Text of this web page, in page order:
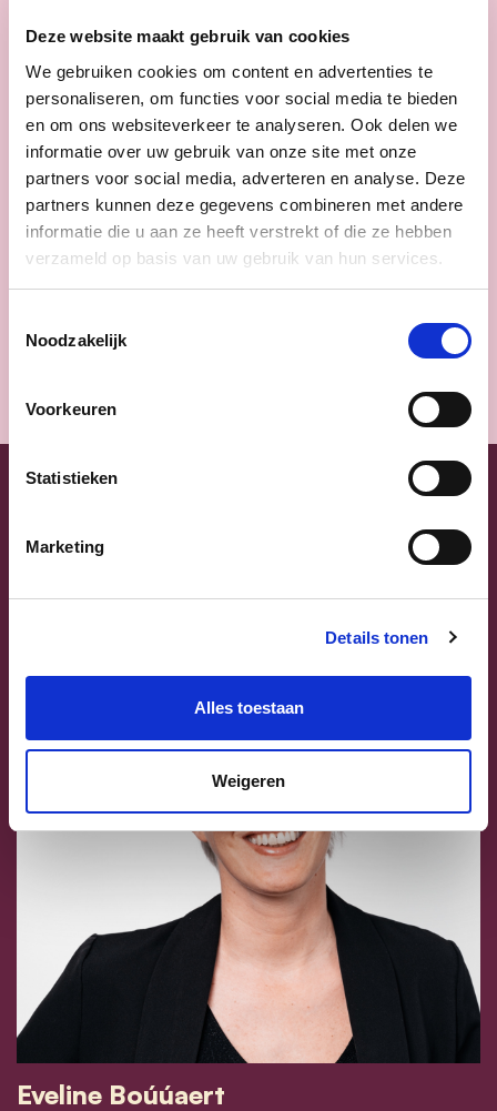
Deze website maakt gebruik van cookies
We gebruiken cookies om content en advertenties te
personaliseren, om functies voor social media te bieden
en om ons websiteverkeer te analyseren. Ook delen we
informatie over uw gebruik van onze site met onze
partners voor social media, adverteren en analyse. Deze
partners kunnen deze gegevens combineren met andere
informatie die u aan ze heeft verstrekt of die ze hebben
verzameld op basis van uw gebruik van hun services.
Noodzakelijk
Voorkeuren
Statistieken
Marketing
Details tonen
Alles toestaan
Weigeren
Dirk De fauw
Burgemeester
Dirk De fauw
Eveline Boúúaert